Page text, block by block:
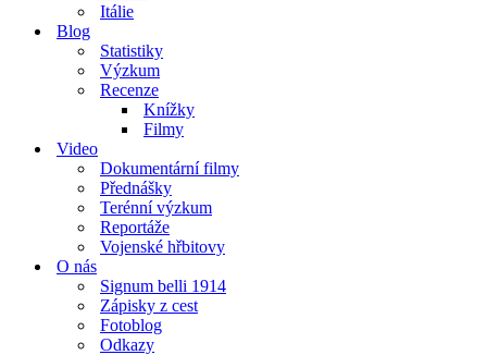
Itálie
Blog
Statistiky
Výzkum
Recenze
Knížky
Filmy
Video
Dokumentární filmy
Přednášky
Terénní výzkum
Reportáže
Vojenské hřbitovy
O nás
Signum belli 1914
Zápisky z cest
Fotoblog
Odkazy